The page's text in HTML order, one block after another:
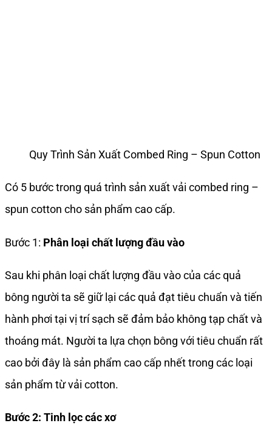
Quy Trình Sản Xuất Combed Ring – Spun Cotton
Có 5 bước trong quá trình sản xuất vải combed ring –
spun cotton cho sản phẩm cao cấp.
Bước 1: Phân loại chất lượng đầu vào
Sau khi phân loại chất lượng đầu vào của các quả
bông người ta sẽ giữ lại các quả đạt tiêu chuẩn và tiến
hành phơi tại vị trí sạch sẽ đảm bảo không tạp chất và
thoáng mát. Người ta lựa chọn bông với tiêu chuẩn rất
cao bởi đây là sản phẩm cao cấp nhết trong các loại
sản phẩm từ vải cotton.
Bước 2: Tinh lọc các xơ